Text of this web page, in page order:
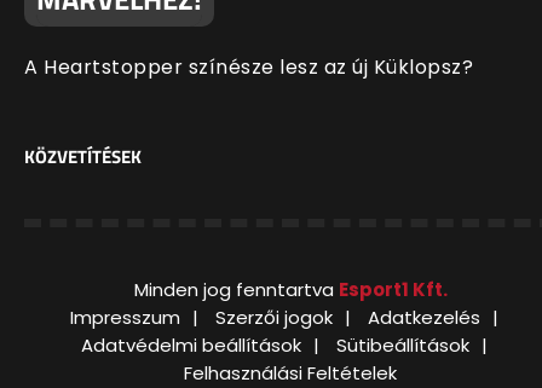
A Heartstopper színésze lesz az új Küklopsz?
KÖZVETÍTÉSEK
Minden jog fenntartva Esport1 Kft.
Impresszum
Szerzői jogok
Adatkezelés
Adatvédelmi beállítások
Sütibeállítások
Felhasználási Feltételek